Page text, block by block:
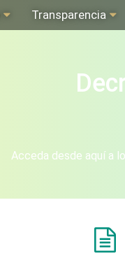
Transparencia
Acceda desde aquí a